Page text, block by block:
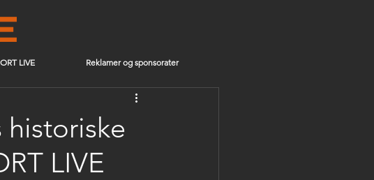
LIVE Reklamer og sponsorater
LIVE